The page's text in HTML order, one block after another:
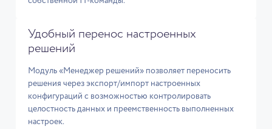
Удобный перенос настроенных
решений
Модуль «Менеджер решений» позволяет переносить
решения через экспорт/импорт настроенных
конфигураций с возможностью контролировать
целостность данных и преемственность выполненных
настроек.